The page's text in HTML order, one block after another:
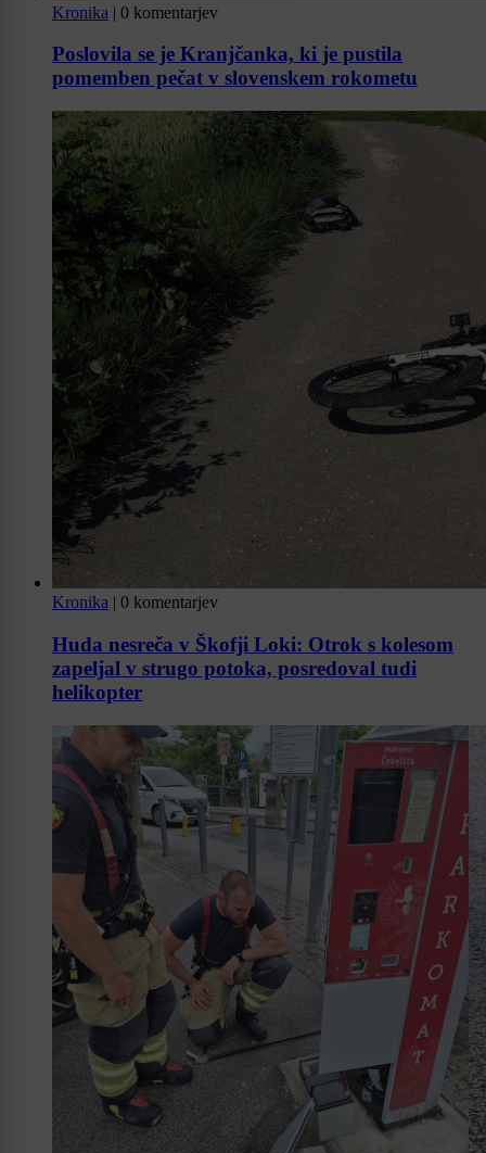
Kronika | 0 komentarjev
Poslovila se je Kranjčanka, ki je pustila
pomemben pečat v slovenskem rokometu
Kronika | 0 komentarjev
Huda nesreča v Škofji Loki: Otrok s kolesom
zapeljal v strugo potoka, posredoval tudi
helikopter